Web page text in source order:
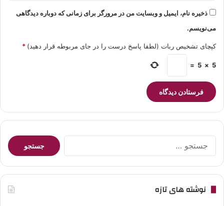
ذخیره نام، ایمیل و وبسایت من در مرورگر برای زمانی که دوباره دیدگاهی
می‌نویسم.
کپچای تشخیص ربات (لطفا پاسخ درست را در جای مربوطه قرار دهید) *
5
×
5
=
جستجو
برای:
نوشته های تازه